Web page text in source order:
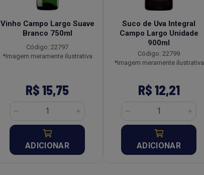
Vinho Campo Largo Suave
Branco 750ml
Código: 22797
*Imagem meramente ilustrativa
R$ 15,75
ADICIONAR
Suco de Uva Integral
Campo Largo Unidade
900ml
Código: 22799
*Imagem meramente ilustrativa
R$ 12,21
ADICIONAR